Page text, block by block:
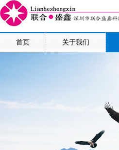
首页 关于我们